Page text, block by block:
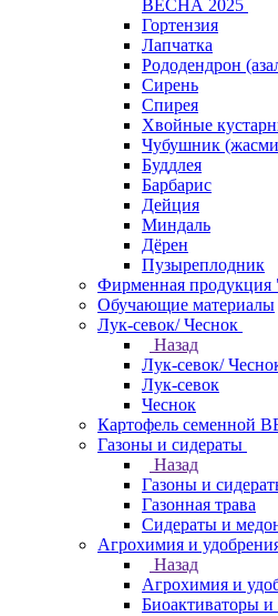
ВЕСНА 2025
Гортензия
Лапчатка
Рододендрон
Сирень
Спирея
Хвойные
Чубушник
Буддлея
Барбарис
Дейция
Миндаль
Дёрен
Пузыреплодник
Фирменная продукция
Обучающие материалы
Лук-севок/ Чеснок
Назад
Лук-севок/
Лук-севок
Чеснок
Картофель семенной
Газоны и сидераты
Назад
Газоны и
Газонная трава
Сидераты и
Агрохимия и
Назад
Агрохимия и
Биоактиваторы и